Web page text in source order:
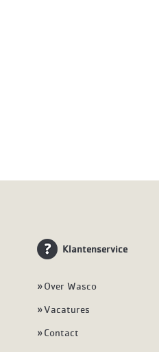
Klantenservice
Over Wasco
Vacatures
Contact